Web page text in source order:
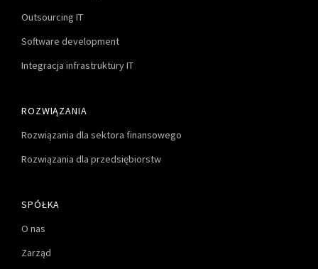
Outsourcing IT
Software development
Integracja infrastruktury IT
ROZWIĄZANIA
Rozwiązania dla sektora finansowego
Rozwiązania dla przedsiębiorstw
SPÓŁKA
O nas
Zarząd